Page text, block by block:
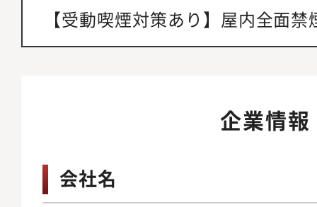
【受動喫煙対策あり】屋内全面禁
企業情報
会社名